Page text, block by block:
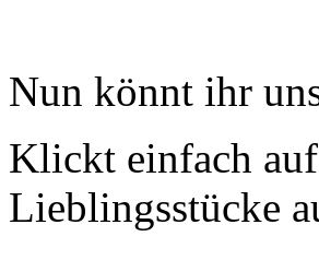
Nun könnt ihr
Klickt einfach
Lieblingsstücke